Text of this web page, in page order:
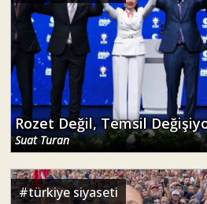
Rozet Değil, Temsil
Suat Turan
#türkiye siyaseti